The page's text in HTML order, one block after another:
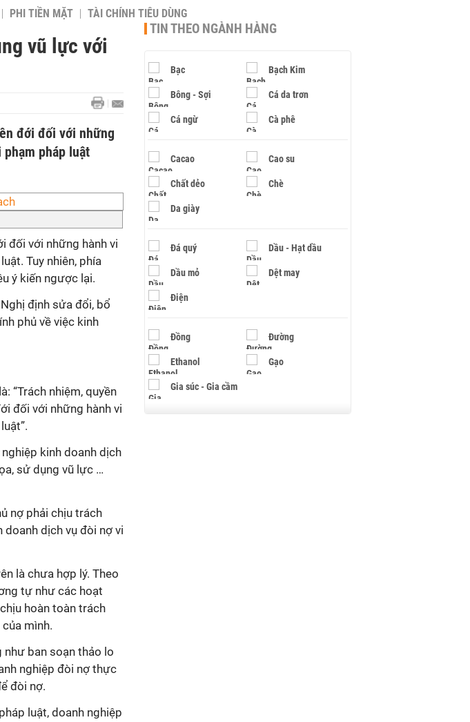
PHI TIỀN MẶT TÀI CHÍNH TIÊU DÙNG
vũ lực với
đới đối với những
pháp luật
đối với những hành vi
Tuy nhiên, phía
ý kiến ngược lại.
định sửa đổi, bổ
phủ về việc kinh
“Trách nhiệm, quyền
đối với những hành vi
kinh doanh dịch
sử dụng vũ lực …
nợ phải chịu trách
doanh dịch vụ đòi nợ vi
là chưa hợp lý. Theo
tự như các hoạt
hoàn toàn trách
mình.
như ban soạn thảo lo
nghiệp đòi nợ thực
đòi nợ.
luật, doanh nghiệp
TIN THEO NGÀNH HÀNG
Bạc Bạch Kim
Bông - Sợi Cá da trơn
Cá ngừ Cà phê
Cacao Cao su
Chất dẻo Chè
Da giày
Đá quý Dầu - Hạt dầu
Dầu mỏ Dệt may
Điện
Đồng Đường
Ethanol Gạo
Gia súc - Gia cầm